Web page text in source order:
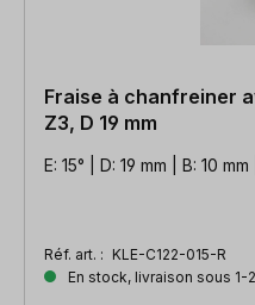
Fraise à chanfreiner
Z3, D 19 mm
E: 15° | D: 19 mm | B: 10
Réf. art. : KLE-C122-015-R
En stock, livraison sous 1-